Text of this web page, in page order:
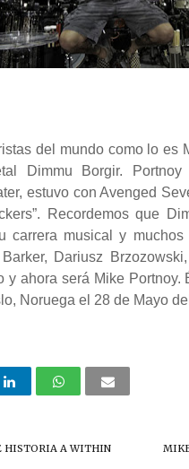
del mundo como lo es
Dimmu Borgir.
estuvo con Avenged
Recordemos que
carrera musical y
Dariusz
y ahora será Mike Portnoy.
Noruega el 28 de Mayo
HISTORIA A WITHIN